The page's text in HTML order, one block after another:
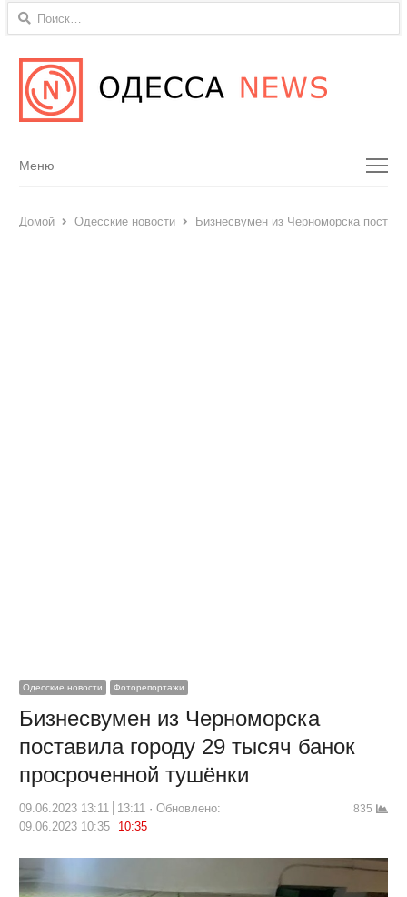
Найти:
Menu
Меню
Домой Одесские новости Бизнесвумен из Черноморска
Одесские новости Фоторепортажи
Бизнесвумен из Черноморска
поставила городу 29 тысяч банок
просроченной тушёнки
09.06.2023 13:11 13:11
Обновлено:
09.06.2023 10:35
10:35
835